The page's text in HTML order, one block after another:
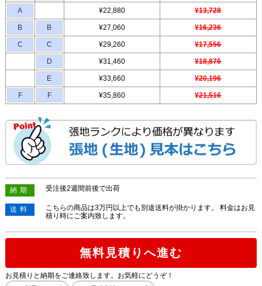
A
¥22,880 ¥13,728
B B ¥27,060 ¥16,236
C C ¥29,260 ¥17,556
D ¥31,460 ¥18,876
E ¥33,660 ¥20,196
F F ¥35,860 ¥21,516
納期 受注後2週間前後で出荷
送料
こちらの商品は3万円以上でも別途送料が掛かります。 料金はお見
積り時にご案内致します。
無料見積りへ進む
お見積りと納期をご連絡致します。お気軽にどうぞ！